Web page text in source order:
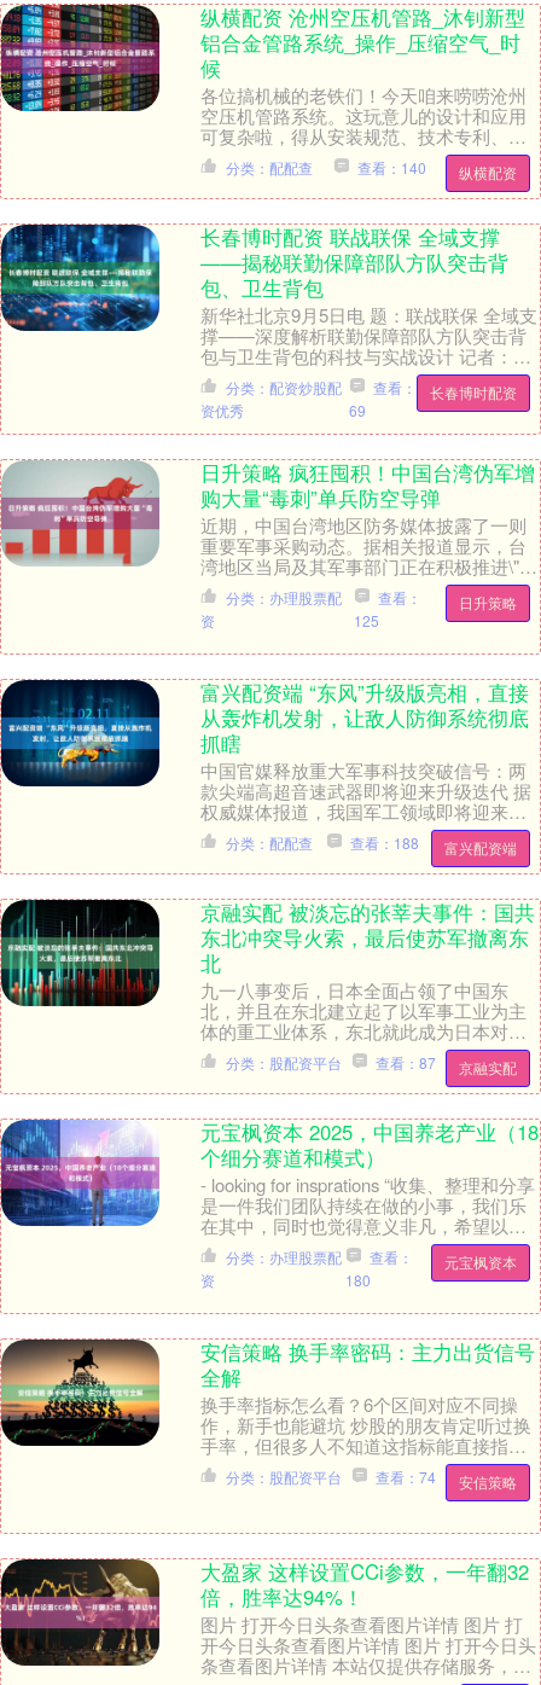
纵横配资 沧州空压机管路_沐钊新型
铝合金管路系统_操作_压缩空气_时
候
各位搞机械的老铁们！今天咱来唠唠沧州
空压机管路系统。这玩意儿的设计和应用
可复杂啦，得从安装规范、技术专利、维
护保养到安全操作各个方面都考虑周全，
就像玩拼图，少一....
纵横配资
分类：配配查 查看：140
长春博时配资 联战联保 全域支撑
——揭秘联勤保障部队方队突击背
包、卫生背包
新华社北京9月5日电 题：联战联保 全域支
撑——深度解析联勤保障部队方队突击背
包与卫生背包的科技与实战设计 记者：于
晓泉、刘艺、王阵 9月3日，在庄严的天安
门广....
长春博时配资
分类：配资炒股配
资优秀
查看：
69
日升策略 疯狂囤积！中国台湾伪军增
购大量“毒刺”单兵防空导弹
近期，中国台湾地区防务媒体披露了一则
重要军事采购动态。据相关报道显示，台
湾地区当局及其军事部门正在积极推进\"毒
刺\"单兵防空导弹的库存扩充计划。根据最
新披露的....
日升策略
分类：办理股票配
资
查看：
125
富兴配资端 “东风”升级版亮相，直接
从轰炸机发射，让敌人防御系统彻底
抓瞎
中国官媒释放重大军事科技突破信号：两
款尖端高超音速武器即将迎来升级迭代 据
权威媒体报道，我国军工领域即将迎来重
大突破，东风-17高超音速导弹和鹰击-21
空射反舰....
富兴配资端
分类：配配查 查看：188
京融实配 被淡忘的张莘夫事件：国共
东北冲突导火索，最后使苏军撤离东
北
九一八事变后，日本全面占领了中国东
北，并且在东北建立起了以军事工业为主
体的重工业体系，东北就此成为日本对中
国继续侵略的重要工业基地。 1945年8月8
日，“八月....
京融实配
分类：股配资平台 查看：87
元宝枫资本 2025，中国养老产业（18
个细分赛道和模式）
- looking for insprations “收集、整理和分享
是一件我们团队持续在做的小事，我们乐
在其中，同时也觉得意义非凡，希望以时
间为伴，让我们彼此....
元宝枫资本
分类：办理股票配
资
查看：
180
安信策略 换手率密码：主力出货信号
全解
换手率指标怎么看？6个区间对应不同操
作，新手也能避坑 炒股的朋友肯定听过换
手率，但很多人不知道这指标能直接指导
操作。今天把换手率按数值分成6个区间，
每个区间该买....
安信策略
分类：股配资平台 查看：74
大盈家 这样设置CCi参数，一年翻32
倍，胜率达94%！
图片 打开今日头条查看图片详情 图片 打
开今日头条查看图片详情 图片 打开今日头
条查看图片详情 本站仅提供存储服务，所